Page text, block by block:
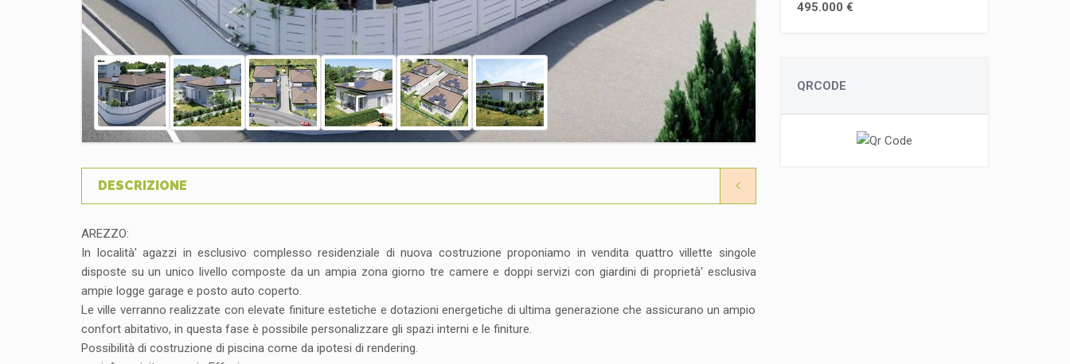
DESCRIZIONE
AREZZO:
In località' agazzi in esclusivo complesso residenziale di nuova costruzione proponiamo in vendita quattro villette singole
disposte su un unico livello composte da un ampia zona giorno tre camere e doppi servizi con giardini di proprietà' esclusiva
ampie logge garage e posto auto coperto.
Le ville verranno realizzate con elevate finiture estetiche e dotazioni energetiche di ultima generazione che assicurano un ampio
confort abitativo, in questa fase è possibile personalizzare gli spazi interni e le finiture.
Possibilità di costruzione di piscina come da ipotesi di rendering.
495.000 €
QRCODE